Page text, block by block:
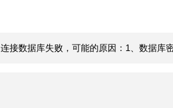
接数据库失败，可能的原因：1、数据库